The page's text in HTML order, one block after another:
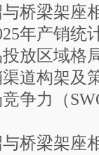
架座相
销统计
域格
架及
（
架座相